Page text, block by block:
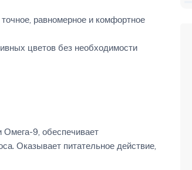
равномерное и комфортное
цветов без необходимости
9, обеспечивает
Оказывает питательное действие,